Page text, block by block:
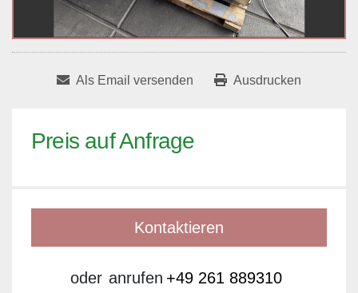
Als Email versenden Ausdrucken
Preis auf Anfrage
Kontaktieren
oder anrufen +49 261 889310